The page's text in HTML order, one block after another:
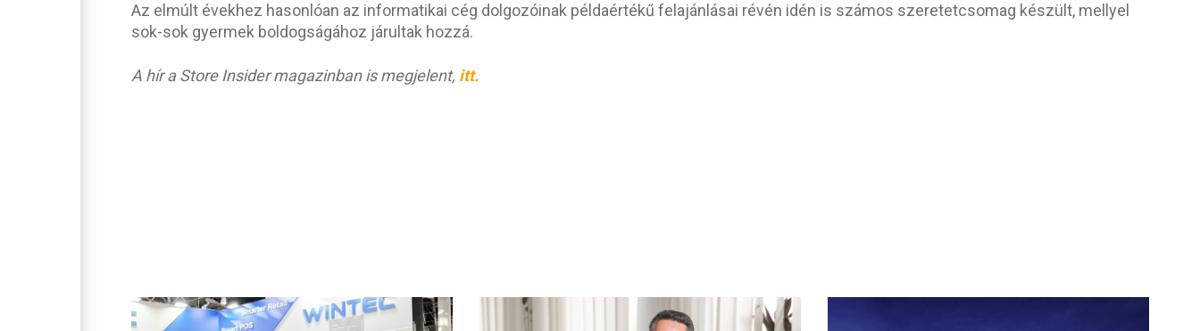
Az elmúlt évekhez hasonlóan az informatikai cég dolgozóinak példaértékű felajánlásai révén idén is számos szeretetcsomag készült, mellyel
sok-sok gyermek boldogságához járultak hozzá.
A hír a Store Insider magazinban is megjelent, itt.